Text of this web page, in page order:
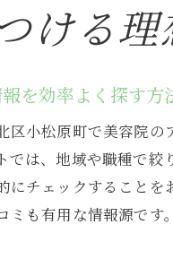
ける
を効率よく探す方
区小松原町で美容院の
では、地域や職種で
にチェックすること
ミも有用な情報源で